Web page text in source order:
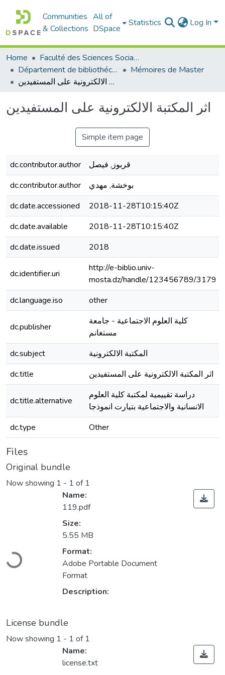
Communities
& Collections
All of
DSpace
Statistics Log In
Home
Faculté des Sciences Sociales
Département de bibliothéconomie
Mémoires de Master
اثر المكتبة الالكترونية على المستفيدين
اثر المكتبة الالكترونية على المستفيدين
Simple item page
dc.contributor.author
قربوز, فيصل
dc.contributor.author
بوخشة, مهدي
dc.date.accessioned
2018-11-28T10:15:40Z
dc.date.available
2018-11-28T10:15:40Z
dc.date.issued
2018
dc.identifier.uri
http://e-biblio.univ-
mosta.dz/handle/123456789/3179
dc.language.iso
other
dc.publisher
كلية العلوم الاجتماعية - جامعة
مستغانم
dc.subject المكتبة الالكترونية
dc.title
اثر المكتبة الالكترونية على المستفيدين
dc.title.alternative
دراسة تقييمية لمكتبة كلية العلوم
الانسانية والاجتماعية بتيارت انموذجا
dc.type Other
Files
Original bundle
Now showing 1 - 1 of 1
Loading...
Name:
119.pdf
Size:
5.55 MB
Format:
Adobe Portable Document
Format
Description:
License bundle
Now showing 1 - 1 of 1
Name:
license.txt